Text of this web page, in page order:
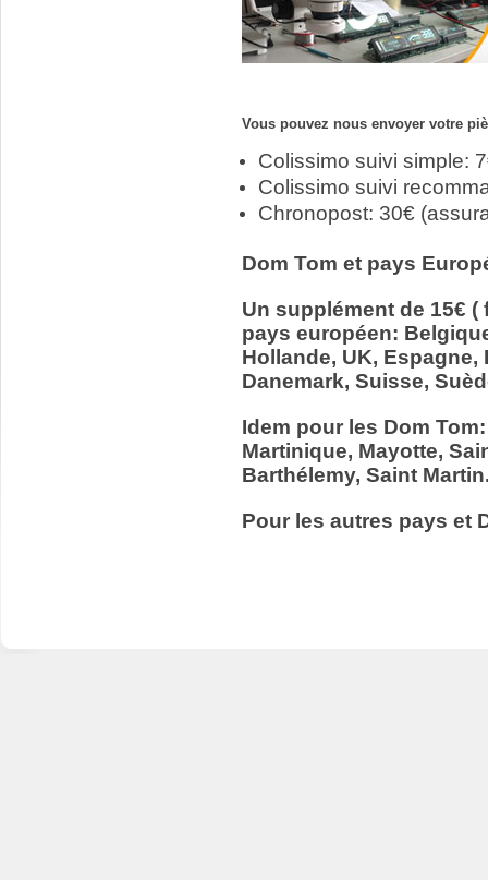
Vous pouvez nous envoyer votre
Colissimo suivi simple:
Colissimo suivi
Chronopost: 30€
Dom Tom et pays
Un supplément de 15€
pays européen:
Hollande, UK,
Danemark, Suisse,
Idem pour les Dom
Martinique, Mayotte,
Barthélemy, Saint
Pour les autres pays et